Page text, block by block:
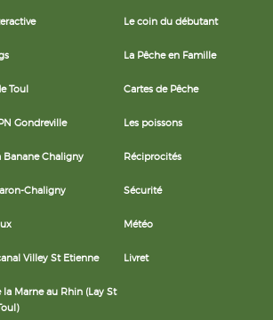
Toul
Gondreville
Banane Chaligny
Chaligny
Villey St Etienne
la Marne au Rhin (Lay St
Le coin du débutant
La Pêche en Famille
Cartes de Pêche
Les poissons
Réciprocités
Sécurité
Météo
Livret